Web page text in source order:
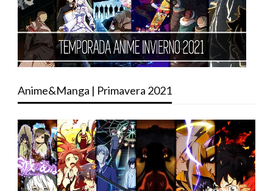
Anime&Manga | Primavera 2021